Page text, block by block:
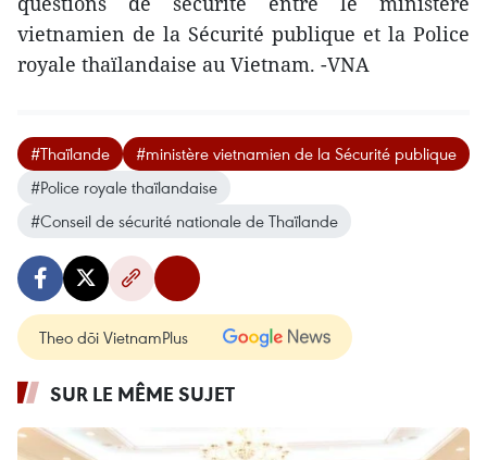
vietnamien de la Sécurité publique et la Police
royale thaïlandaise au Vietnam. -VNA
#Thaïlande
#ministère vietnamien de la Sécurité publique
#Police royale thaïlandaise
#Conseil de sécurité nationale de Thaïlande
Theo dõi VietnamPlus
SUR LE MÊME SUJET